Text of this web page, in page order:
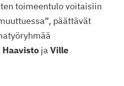
toimeentulo voitaisiin
päättävät
Haavisto ja Ville